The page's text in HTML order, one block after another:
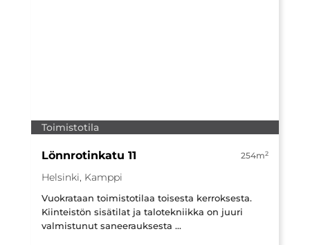
Toimistotila
Lönnrotinkatu 11 254m2
Helsinki, Kamppi
Vuokrataan toimistotilaa toisesta kerroksesta.
Kiinteistön sisätilat ja talotekniikka on juuri
valmistunut saneerauksesta ...